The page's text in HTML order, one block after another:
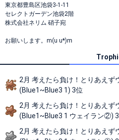
東京都豊島区池袋3-1-11
セレクトガーデン池袋2階
株式会社ネリム 硝子宛
お願いします。m(u u*)m
2月 考えたら負け！とりあえず
(Blue1~Blue3 1) 3位
2月 考えたら負け！とりあえず
(Blue1~Blue3 1 ウェイラン②)
2月 考えたら負け！とりあえず